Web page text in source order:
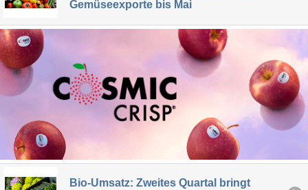
Gemüseexporte bis Mai
Bio-Umsatz: Zweites Quartal bringt